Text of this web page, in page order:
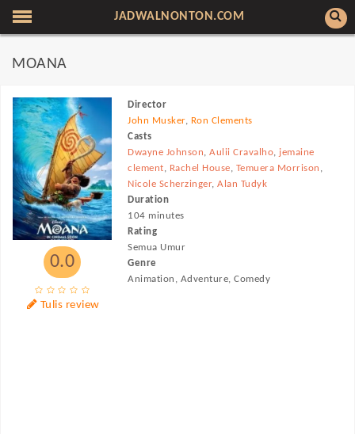
JADWALNONTON.COM
MOANA
0.0
Tulis review
Director
John Musker, Ron Clements
Casts
Dwayne Johnson,Aulii Cravalho, jemaine
clement, Rachel House, Temuera Morrison ,
Nicole Scherzinger,Alan Tudyk
Duration
104 minutes
Rating
Semua Umur
Genre
Animation, Adventure, Comedy